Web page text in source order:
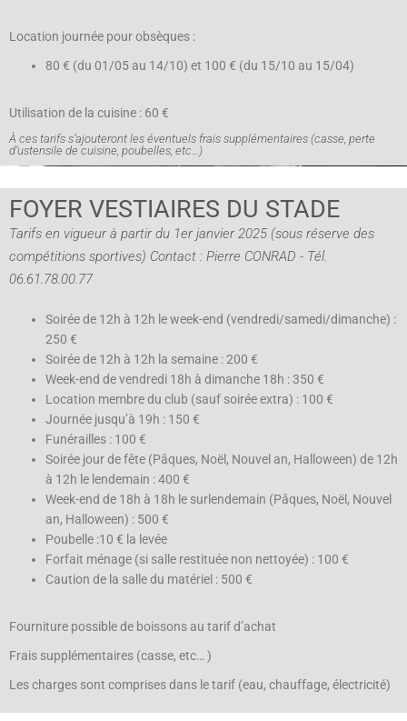
Location journée pour obsèques :
80 € (du 01/05 au 14/10) et 100 € (du 15/10 au 15/04)
Utilisation de la cuisine : 60 €
À ces tarifs s’ajouteront les éventuels frais supplémentaires (casse, perte
d’ustensile de cuisine, poubelles, etc…)
FOYER VESTIAIRES DU STADE
Tarifs en vigueur à partir du 1er janvier 2025 (sous réserve des
compétitions sportives) Contact : Pierre CONRAD - Tél.
06.61.78.00.77
Soirée de 12h à 12h le week-end (vendredi/samedi/dimanche) :
250 €
Soirée de 12h à 12h la semaine : 200 €
Week-end de vendredi 18h à dimanche 18h : 350 €
Location membre du club (sauf soirée extra) : 100 €
Journée jusqu’à 19h : 150 €
Funérailles : 100 €
Soirée jour de fête (Pâques, Noël, Nouvel an, Halloween) de 12h
à 12h le lendemain : 400 €
Week-end de 18h à 18h le surlendemain (Pâques, Noël, Nouvel
an, Halloween) : 500 €
Poubelle :10 € la levée
Forfait ménage (si salle restituée non nettoyée) : 100 €
Caution de la salle du matériel : 500 €
Fourniture possible de boissons au tarif d’achat
Frais supplémentaires (casse, etc… )
Les charges sont comprises dans le tarif (eau, chauffage, électricité)